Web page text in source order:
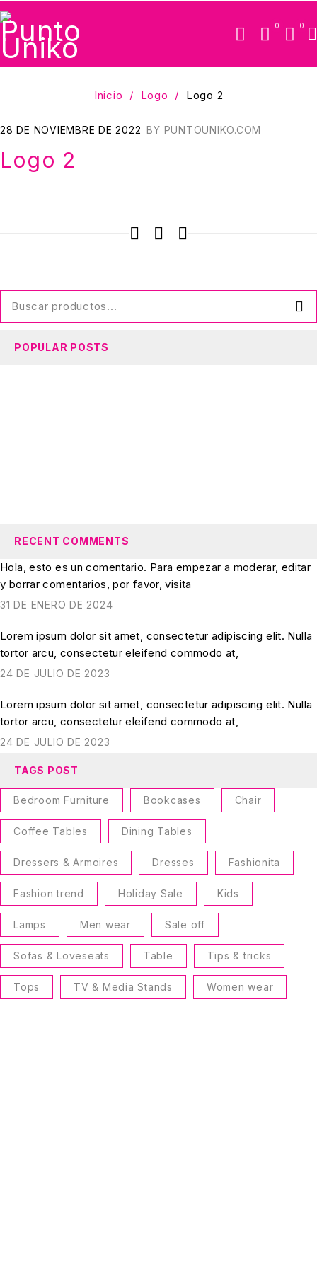
0 0
Inicio / Logo / Logo 2
28 DE NOVIEMBRE DE 2022 BY PUNTOUNIKO.COM
Logo 2
POPULAR POSTS
RECENT COMMENTS
Hola, esto es un comentario. Para empezar a moderar, editar
y borrar comentarios, por favor, visita
31 DE ENERO DE 2024
Lorem ipsum dolor sit amet, consectetur adipiscing elit. Nulla
tortor arcu, consectetur eleifend commodo at,
24 DE JULIO DE 2023
Lorem ipsum dolor sit amet, consectetur adipiscing elit. Nulla
tortor arcu, consectetur eleifend commodo at,
24 DE JULIO DE 2023
TAGS POST
Bedroom Furniture Bookcases Chair
Coffee Tables Dining Tables
Dressers & Armoires Dresses Fashionita
Fashion trend Holiday Sale Kids
Lamps Men wear Sale off
Sofas & Loveseats Table Tips & tricks
Tops TV & Media Stands Women wear